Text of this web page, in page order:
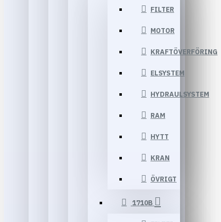
FILTER
MOTOR
KRAFTÖVERFÖRING
ELSYSTEM
HYDRAULSYSTEM
RAM
HYTT
KRAN
ÖVRIGT
1710B